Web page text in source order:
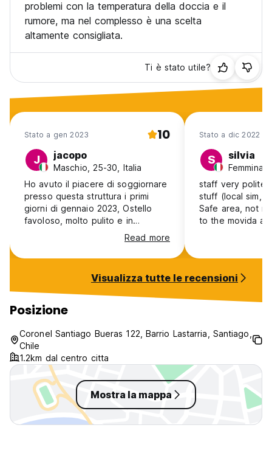
problemi con la temperatura della doccia e il
rumore, ma nel complesso è una scelta
altamente consigliata.
Ti è stato utile?
Stato a gen 2023 10
J jacopo
Maschio, 25-30, Italia
Ho avuto il piacere di soggiornare
presso questa struttura i primi
giorni di gennaio 2023, Ostello
favoloso, molto pulito e in
posizione super centrale. Il
personale è stato super gentile e
mi ha aiutato nei vari imprevisti
Read more
Stato a dic 2022
S silvia
Femmina,
staff very polite,
stuff (local sim,
Safe area, not
to the movida
(25min), airport
recommend.
Visualizza tutte le recensioni
Posizione
Coronel Santiago Bueras 122, Barrio Lastarria, Santiago,
Chile
1.2km dal centro citta
Mostra la mappa